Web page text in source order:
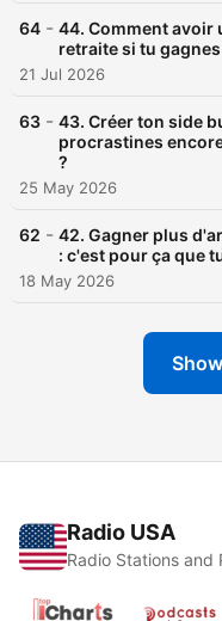
64 - 44. Comment avoir
retraite si tu
21 Jul 2026
63 - 43. Créer ton side
procrastines
?
25 May 2026
62 - 42. Gagner plus
: c'est pour ça que
18 May 2026
Radio USA
Radio Stations and